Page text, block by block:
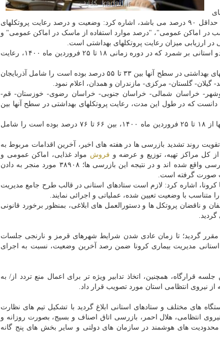
بهداشتی در سراسر کشور برای مهار بیماری و خروج از موج چهارم، حداقل ۹۰ درصد می باشد، اشاره کرد: وضعیت و درصد رعایت پروتکلهای
در اماکن عمومی"، "درصد موارد استفاده از ماسک در اماکن عمومی" و
ارزیابی میزان رعایت پروتکلهای بهداشتی است.
دبیر قرارگاه عملیاتی مبارزه با کرونا، ایلام و سیستان و بلوچستان را دو استانی بر شمرد که در دوره زمانی ۱۸ تا ۲۵ فروردین ماه ۱۴۰۰، رعایت
وی همین طور گروه استانهایی که در همین بازه زمانی، رعایت پروتکلهای بهداشتی در سطح آنها بین ۳۳ تا ۵۵ درصد بوده است را شامل آذربایجان
گیلان- گلستان- مرکزی- مازندران و همدان، اعلام نمود.
خراسان شمالی- خراسان جنوبی- خراسان رضوی- خوزستان- قم-
که در طول این مدت، رعایت پروتکلهای بهداشتی در سطح آنها بین
دین پرست همین طور استانهایی که رعایت های بهداشتی در سطح آنها از ۱۸ تا ۲۵ فروردین ماه ۱۴۰۰، بین ۶۶ تا ۷۶ درصد بوده است را شامل
تقویت روند تشدید بازرسی ها در هفته های اخیر، آخرین اقدامات مربوط به
کل مراکز تهیه، توزیع و عرضه و فروش مواد غذایی، اماکن عمومی و
واحدهای کارگاهی، بیش از ۸ درصد (معادل ۲۸۹۲۰۵ واحد)، مورد بازرسی واقع شده اند و در نتیجه این بازرسی ها؛ ۳۸۹۰۸ مورد منجر به دادن
کرونا، اشاره کرد: لازم است ستادهای استانی در قالب طرح جامع مدیریت
با وضعیت تعیین شده، عملیاتی و اجرائی نمایند.
و ناقضان پروتکل ها و دستورالعمل های ابلاغی، بمنظور برخورد قانونی
مقرر گردید؛ تا زمان عادی شدن شرایط شهرهای قرمز و نارنجی جلسات
استانی مدیریت بیماری کرونا ضمن رصد آخرین وضعیت، نسبت به اجرای
قرارگاه، همچنین، اتخاذ تدابیر ویژه تر برای اعمال منع تردد از/ به
نیروی انتظامی استان مورد تصویب قرار داد.
های مختلف و ستادهای استانی ابلاغ گردید با تشکیل تیم های نظارت
انتظامی، هلال احمر، بازرسی اتاق اصناف و بسیج، بصورت روزانه و
محدودیت های هوشمند در سازمان های دولتی و سایر بخش های پنج گانه